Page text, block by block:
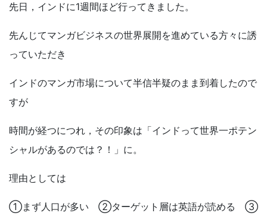
先日，インドに1週間ほど行ってきました。
先んじてマンガビジネスの世界展開を進めている方々に誘
っていただき
インドのマンガ市場について半信半疑のまま到着したので
すが
時間が経つにつれ，その印象は「インドって世界一ポテン
シャルがあるのでは？！」に。
理由としては
①まず人口が多い ②ターゲット層は英語が読める ③